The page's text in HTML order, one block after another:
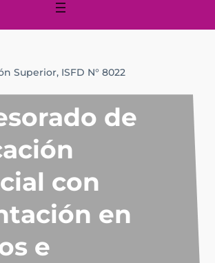
Superior, ISFD N° 8022
de
con
en
e